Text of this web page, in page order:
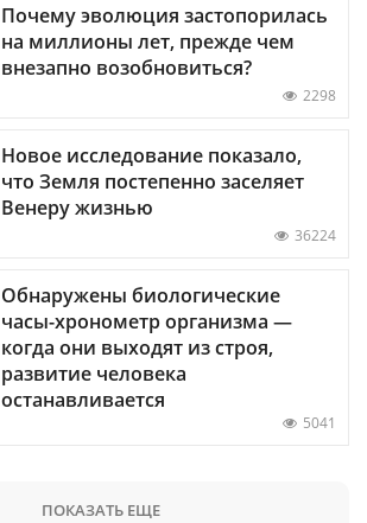
Почему эволюция застопорилась
на миллионы лет, прежде чем
внезапно возобновиться?
2298
Новое исследование показало,
что Земля постепенно заселяет
Венеру жизнью
36224
Обнаружены биологические
часы-хронометр организма —
когда они выходят из строя,
развитие человека
останавливается
5041
ПОКАЗАТЬ ЕЩЕ